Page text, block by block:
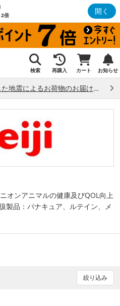
2倍 開く
検索 再購入 カート お知らせ
熊本県熊本地方で発生した地震によるお荷物のお届け状況について （7/28）
オンアニマルの健康及びQOL向上
製品：パナキュア、ルテイン、メ
絞り込み